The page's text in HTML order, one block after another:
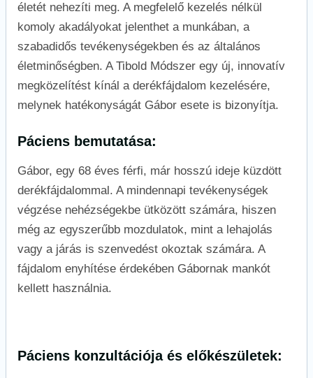
életét nehezíti meg. A megfelelő kezelés nélkül
komoly akadályokat jelenthet a munkában, a
szabadidős tevékenységekben és az általános
életminőségben. A Tibold Módszer egy új, innovatív
megközelítést kínál a derékfájdalom kezelésére,
melynek hatékonyságát Gábor esete is bizonyítja.
Páciens bemutatása:
Gábor, egy 68 éves férfi, már hosszú ideje küzdött
derékfájdalommal. A mindennapi tevékenységek
végzése nehézségekbe ütközött számára, hiszen
még az egyszerűbb mozdulatok, mint a lehajolás
vagy a járás is szenvedést okoztak számára. A
fájdalom enyhítése érdekében Gábornak mankót
kellett használnia.
Páciens konzultációja és előkészületek: